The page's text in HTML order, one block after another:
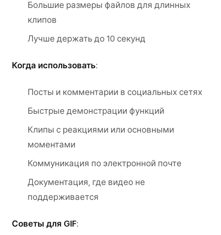
Большие размеры файлов для длинных
клипов
Лучше держать до 10 секунд
Когда использовать:
Посты и комментарии в социальных сетях
Быстрые демонстрации функций
Клипы с реакциями или основными
моментами
Коммуникация по электронной почте
Документация, где видео не
поддерживается
Советы для GIF: